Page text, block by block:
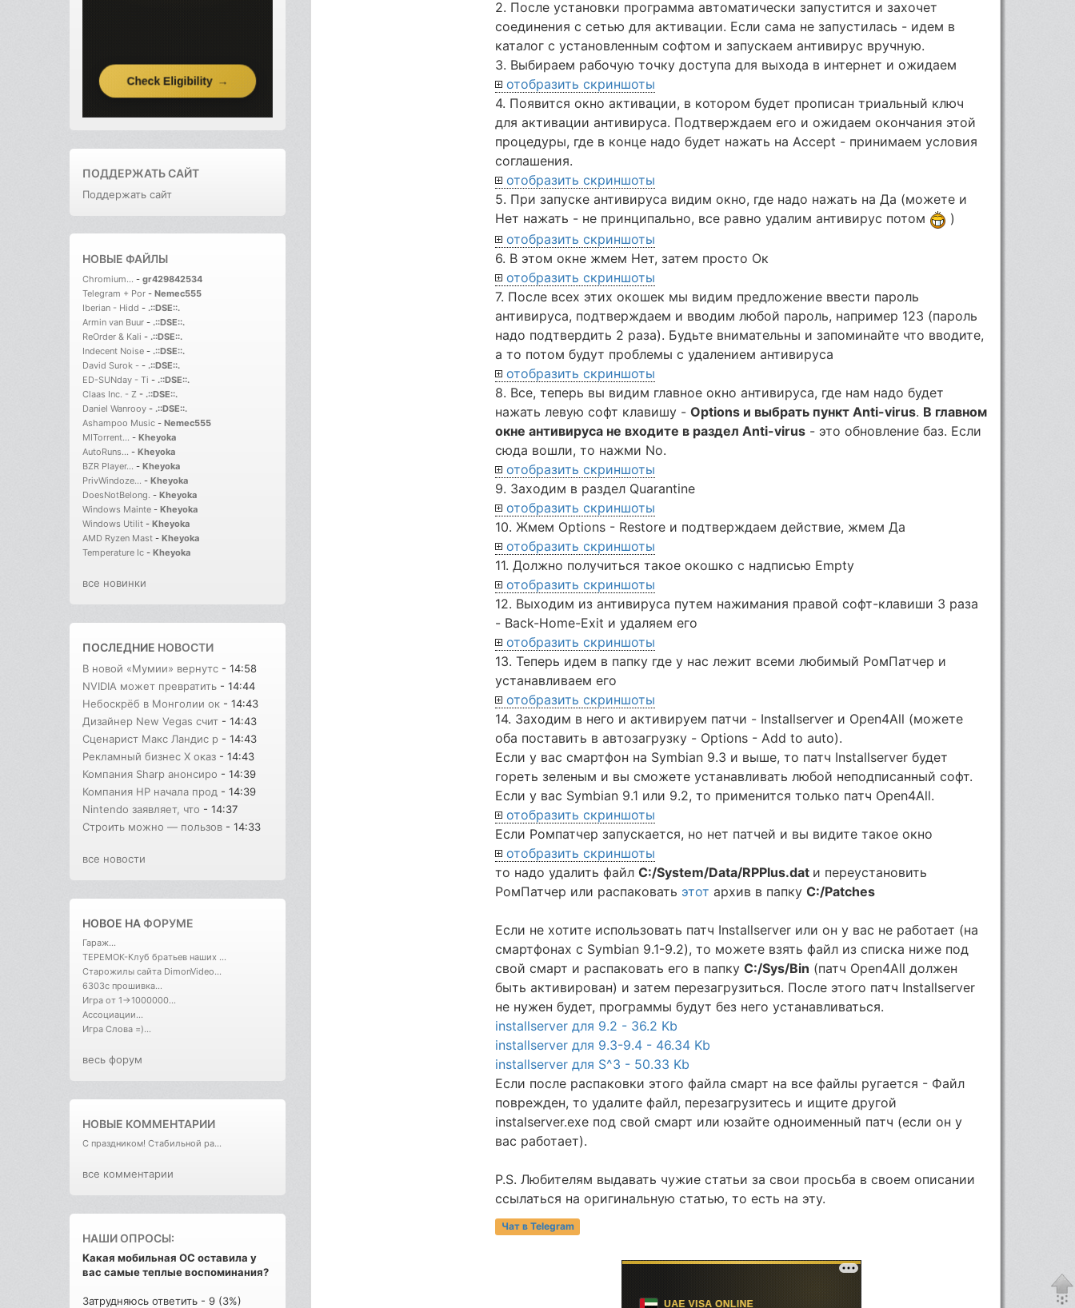
ПОДДЕРЖАТЬ САЙТ
Поддержать сайт
НОВЫЕ ФАЙЛЫ
Chromium... - gr429842534
Telegram + Por - Nemec555
Iberian - Hidd - .::DSE::.
Armin van Buur - .::DSE::.
ReOrder & Kali - .::DSE::.
Indecent Noise - .::DSE::.
David Surok - - .::DSE::.
ED-SUNday - Ti - .::DSE::.
Claas Inc. - Z - .::DSE::.
Daniel Wanrooy - .::DSE::.
Ashampoo Music - Nemec555
MITorrent... - Kheyoka
AutoRuns... - Kheyoka
BZR Player... - Kheyoka
PrivWindoze... - Kheyoka
DoesNotBelong. - Kheyoka
Windows Mainte - Kheyoka
Windows Utilit - Kheyoka
AMD Ryzen Mast - Kheyoka
Temperature Ic - Kheyoka
все новинки
ПОСЛЕДНИЕ НОВОСТИ
В новой «Мумии» вернутс - 14:58
NVIDIA может превратить - 14:44
Небоскрёб в Монголии ок - 14:43
Дизайнер New Vegas счит - 14:43
Сценарист Макс Ландис р - 14:43
Рекламный бизнес X оказ - 14:43
Компания Sharp анонсиро - 14:39
Компания HP начала прод - 14:39
Nintendo заявляет, что - 14:37
Строить можно — пользов - 14:33
все новости
НОВОЕ НАФОРУМЕ
Гараж...
ТЕРЕМОК-Клуб братьев наших ...
Старожилы сайта DimonVideo...
6303с прошивка...
Игра от 1->1000000...
Ассоциации...
Игра Слова =)...
весь форум
НОВЫЕ КОММЕНТАРИИ
С праздником! Стабильной ра...
все комментарии
НАШИ ОПРОСЫ:
Какая мобильная ОС оставила у
вас самые теплые воспоминания?
Затрудняюсь ответить - 9 (3%)
2. После установки программа автоматически запустится и захочет
соединения с сетью для активации. Если сама не запустилась - идем в
каталог с установленным софтом и запускаем антивирус вручную.
3. Выбираем рабочую точку доступа для выхода в интернет и ожидаем
отобразить скриншоты
4. Появится окно активации, в котором будет прописан триальный ключ
для активации антивируса. Подтверждаем его и ожидаем окончания этой
процедуры, где в конце надо будет нажать на Accept - принимаем условия
соглашения.
отобразить скриншоты
5. При запуске антивируса видим окно, где надо нажать на Да (можете и
Нет нажать - не принципально, все равно удалим антивирус потом
)
отобразить скриншоты
6. В этом окне жмем Нет, затем просто Ок
отобразить скриншоты
7. После всех этих окошек мы видим предложение ввести пароль
антивируса, подтверждаем и вводим любой пароль, например 123 (пароль
надо подтвердить 2 раза). Будьте внимательны и запоминайте что вводите,
а то потом будут проблемы с удалением антивируса
отобразить скриншоты
8. Все, теперь вы видим главное окно антивируса, где нам надо будет
нажать левую софт клавишу -Options и выбрать пункт Anti-virus. В главном
окне антивируса не входите в раздел Anti-virus - это обновление баз. Если
сюда вошли, то нажми No.
отобразить скриншоты
9. Заходим в раздел Quarantine
отобразить скриншоты
10. Жмем Options - Restore и подтверждаем действие, жмем Да
отобразить скриншоты
11. Должно получиться такое окошко с надписью Empty
отобразить скриншоты
12. Выходим из антивируса путем нажимания правой софт-клавиши 3 раза
- Back-Home-Exit и удаляем его
отобразить скриншоты
13. Теперь идем в папку где у нас лежит всеми любимый РомПатчер и
устанавливаем его
отобразить скриншоты
14. Заходим в него и активируем патчи - Installserver и Open4All (можете
оба поставить в автозагрузку - Options - Add to auto).
Если у вас смартфон на Symbian 9.3 и выше, то патч Installserver будет
гореть зеленым и вы сможете устанавливать любой неподписанный софт.
Если у вас Symbian 9.1 или 9.2, то применится только патч Open4All.
отобразить скриншоты
Если Ромпатчер запускается, но нет патчей и вы видите такое окно
отобразить скриншоты
то надо удалить файлC:/System/Data/RPPlus.dat и переустановить
РомПатчер или распаковать этот архив в папкуC:/Patches
Если не хотите использовать патч Installserver или он у вас не работает (на
смартфонах с Symbian 9.1-9.2), то можете взять файл из списка ниже под
свой смарт и распаковать его в папкуC:/Sys/Bin (патч Open4All должен
быть активирован) и затем перезагрузиться. После этого патч Installserver
не нужен будет, программы будут без него устанавливаться.
installserver для 9.2 - 36.2 Kb
installserver для 9.3-9.4 - 46.34 Kb
installserver для S^3 - 50.33 Kb
Если после распаковки этого файла смарт на все файлы ругается - Файл
поврежден, то удалите файл, перезагрузитесь и ищите другой
instalserver.exe под свой смарт или юзайте одноименный патч (если он у
вас работает).
P.S. Любителям выдавать чужие статьи за свои просьба в своем описании
ссылаться на оригинальную статью, то есть на эту.
Чат в Telegram